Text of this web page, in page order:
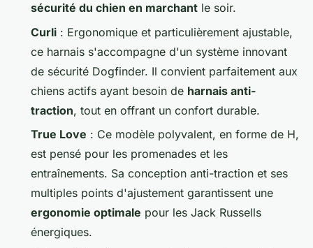
sécurité du chien en marchant le soir.
Curli : Ergonomique et particulièrement ajustable,
ce harnais s'accompagne d'un système innovant
de sécurité Dogfinder. Il convient parfaitement aux
chiens actifs ayant besoin de harnais anti-
traction, tout en offrant un confort durable.
True Love : Ce modèle polyvalent, en forme de H,
est pensé pour les promenades et les
entraînements. Sa conception anti-traction et ses
multiples points d'ajustement garantissent une
ergonomie optimale pour les Jack Russells
énergiques.